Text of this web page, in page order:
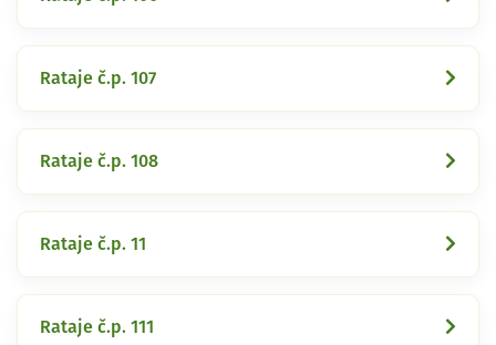
Rataje č.p. 107
Rataje č.p. 108
Rataje č.p. 11
Rataje č.p. 111